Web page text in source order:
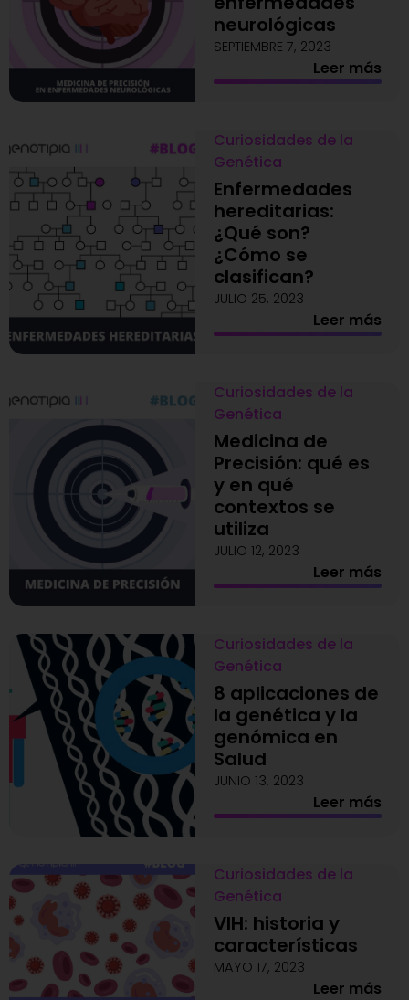
neurológicas
SEPTIEMBRE 7, 2023
Leer más
Curiosidades de la
Genética
Enfermedades
hereditarias:
¿Qué son?
¿Cómo se
clasifican?
JULIO 25, 2023
Leer más
Curiosidades de la
Genética
Medicina de
Precisión: qué es
y en qué
contextos se
utiliza
JULIO 12, 2023
Leer más
Curiosidades de la
Genética
8 aplicaciones de
la genética y la
genómica en
Salud
JUNIO 13, 2023
Leer más
Curiosidades de la
Genética
VIH: historia y
características
MAYO 17, 2023
Leer más